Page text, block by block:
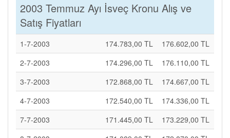
2003 Temmuz Ayı İsveç Kronu Alış ve
Satış Fiyatları
1-7-2003 174.783,00 TL
176.602,00 TL
2-7-2003
174.296,00 TL
176.110,00 TL
3-7-2003
172.868,00 TL
174.667,00 TL
4-7-2003
172.540,00 TL
174.336,00 TL
7-7-2003
171.445,00 TL
173.229,00 TL